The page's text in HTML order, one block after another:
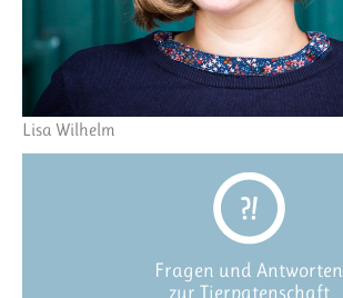
Lisa Wilhelm
Fragen und Antworten
zur Tierpatenschaft